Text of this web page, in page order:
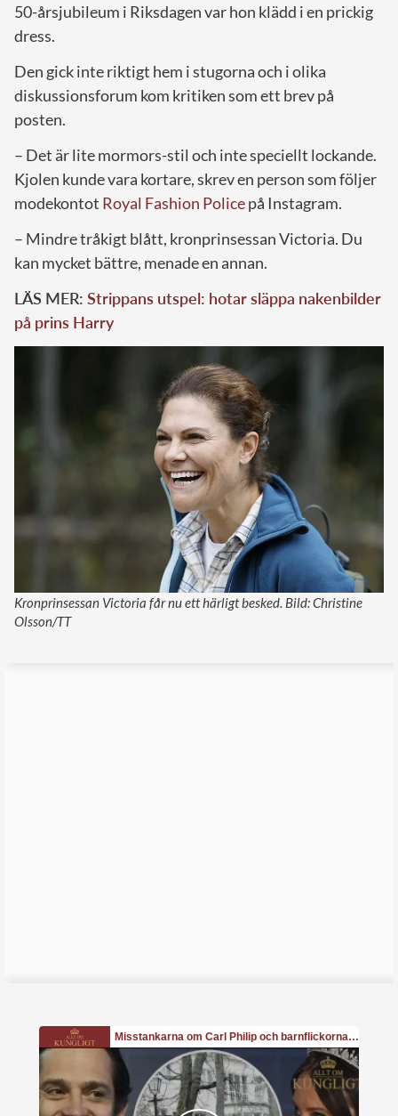
50-årsjubileum i Riksdagen var hon klädd i en prickig
dress.
Den gick inte riktigt hem i stugorna och i olika
diskussionsforum kom kritiken som ett brev på
posten.
– Det är lite mormors-stil och inte speciellt lockande.
Kjolen kunde vara kortare, skrev en person som följer
modekontot Royal Fashion Policepå Instagram.
– Mindre tråkigt blått, kronprinsessan Victoria. Du
kan mycket bättre, menade en annan.
LÄS MER: Strippans utspel: hotar släppa nakenbilder
på prins Harry
Kronprinsessan Victoria får nu ett härligt besked. Bild: Christine
Olsson/TT